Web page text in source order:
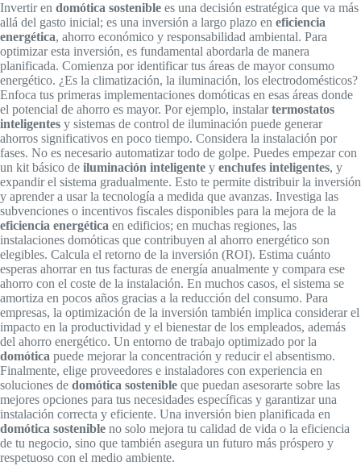
Invertir en domótica sostenible es una decisión estratégica que va más
allá del gasto inicial; es una inversión a largo plazo en eficiencia
energética, ahorro económico y responsabilidad ambiental. Para
optimizar esta inversión, es fundamental abordarla de manera
planificada. Comienza por identificar tus áreas de mayor consumo
energético. ¿Es la climatización, la iluminación, los electrodomésticos?
Enfoca tus primeras implementaciones domóticas en esas áreas donde
el potencial de ahorro es mayor. Por ejemplo, instalartermostatos
inteligentes y sistemas de control de iluminación puede generar
ahorros significativos en poco tiempo. Considera la instalación por
fases. No es necesario automatizar todo de golpe. Puedes empezar con
un kit básico de iluminación inteligente y enchufes inteligentes, y
expandir el sistema gradualmente. Esto te permite distribuir la inversión
y aprender a usar la tecnología a medida que avanzas. Investiga las
subvenciones o incentivos fiscales disponibles para la mejora de la
eficiencia energética en edificios; en muchas regiones, las
instalaciones domóticas que contribuyen al ahorro energético son
elegibles. Calcula el retorno de la inversión (ROI). Estima cuánto
esperas ahorrar en tus facturas de energía anualmente y compara ese
ahorro con el coste de la instalación. En muchos casos, el sistema se
amortiza en pocos años gracias a la reducción del consumo. Para
empresas, la optimización de la inversión también implica considerar el
impacto en la productividad y el bienestar de los empleados, además
del ahorro energético. Un entorno de trabajo optimizado por la
domótica puede mejorar la concentración y reducir el absentismo.
Finalmente, elige proveedores e instaladores con experiencia en
soluciones de domótica sostenible que puedan asesorarte sobre las
mejores opciones para tus necesidades específicas y garantizar una
instalación correcta y eficiente. Una inversión bien planificada en
domótica sostenible no solo mejora tu calidad de vida o la eficiencia
de tu negocio, sino que también asegura un futuro más próspero y
respetuoso con el medio ambiente.